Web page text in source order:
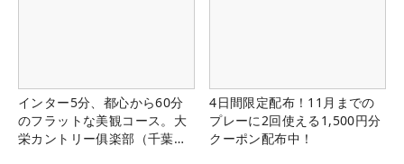
インター5分、都心から60分
のフラットな美観コース。大
栄カントリー俱楽部（千葉
4日間限定配布！11月までの
プレーに2回使える1,500円分
クーポン配布中！